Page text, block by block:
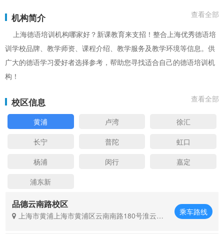
机构简介
查看全部
上海德语培训机构哪家好？新课教育来支招！整合上海优秀德语培
训学校品牌、教学师资、课程介绍、教学服务及教学环境等信息。供
广大的德语学习爱好者选择参考，帮助您寻找适合自己的德语培训机
构！
校区信息 查看全部
黄浦 卢湾
徐汇
长宁
普陀
虹口
杨浦
闵行
嘉定
浦东新
品德云南路校区
上海市黄浦上海市黄浦区云南南路180号淮云大
乘车路线